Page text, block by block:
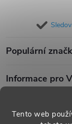
Tento web
Populární
Informace pro